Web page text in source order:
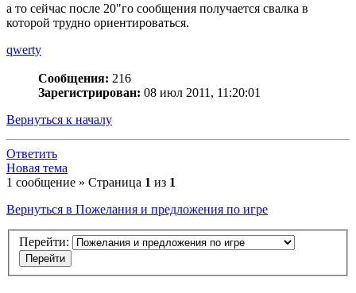
а то сейчас после 20"го сообщения получается свалка в
которой трудно ориентироваться.
qwerty
Сообщения: 216
Зарегистрирован: 08 июл 2011, 11:20:01
Вернуться к началу
Ответить
Новая тема
1 сообщение » Страница 1 из 1
Вернуться в Пожелания и предложения по игре
Перейти: